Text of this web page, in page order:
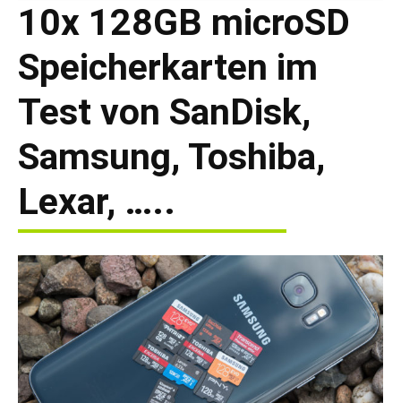
10x 128GB microSD
Speicherkarten im
Test von SanDisk,
Samsung, Toshiba,
Lexar, …..